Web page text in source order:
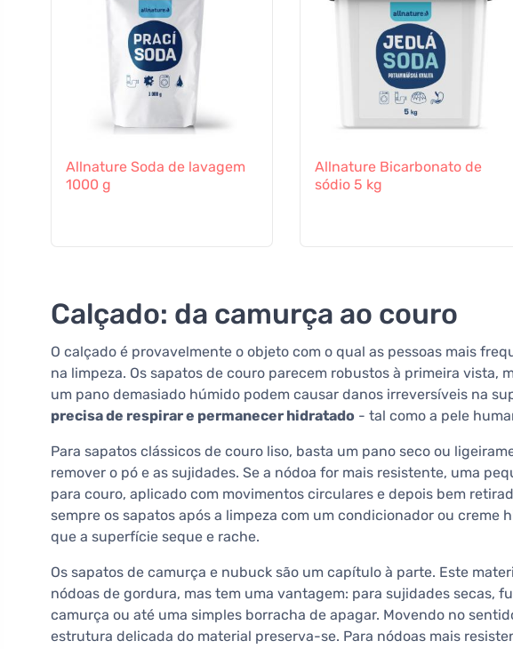
Allnature Soda de lavagem
1000 g
Allnature Bicarbonato de
sódio 5 kg
Calçado: da camurça ao couro
O calçado é provavelmente o objeto com o qual as pessoas mais
na limpeza. Os sapatos de couro parecem robustos à primeira vista,
um pano demasiado húmido podem causar danos irreversíveis na
precisa de respirar e permanecer hidratado - tal como a pele
Para sapatos clássicos de couro liso, basta um pano seco ou
remover o pó e as sujidades. Se a nódoa for mais resistente, uma
para couro, aplicado com movimentos circulares e depois bem
sempre os sapatos após a limpeza com um condicionador ou creme
que a superfície seque e rache.
Os sapatos de camurça e nubuck são um capítulo à parte. Este
nódoas de gordura, mas tem uma vantagem: para sujidades secas,
camurça ou até uma simples borracha de apagar. Movendo no
estrutura delicada do material preserva-se. Para nódoas mais